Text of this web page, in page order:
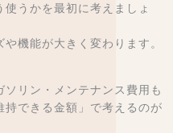
うかを最初に考えましょ
機能が大きく変わります。
リン・メンテナンス費用も
できる金額」で考えるのが